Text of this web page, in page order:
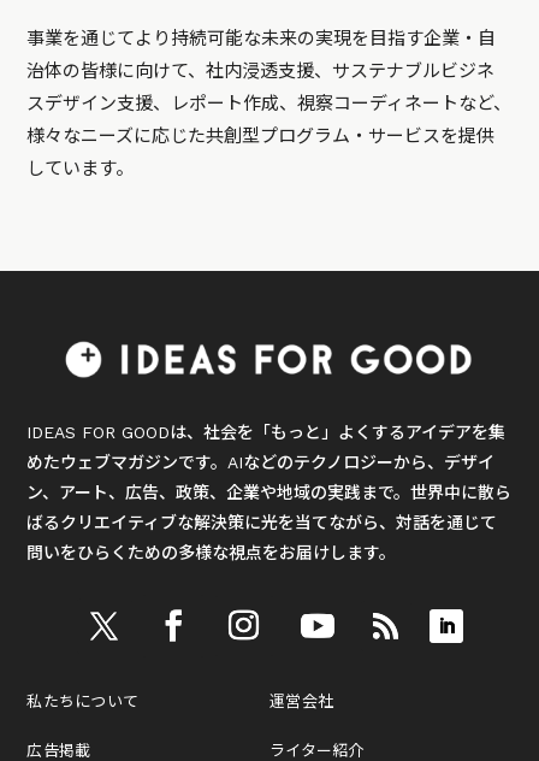
事業を通じてより持続可能な未来の実現を目指す企業・自
治体の皆様に向けて、社内浸透支援、サステナブルビジネ
スデザイン支援、レポート作成、視察コーディネートなど、
様々なニーズに応じた共創型プログラム・サービスを提供
しています。
IDEAS FOR GOODは、社会を「もっと」よくするアイデアを集
めたウェブマガジンです。AIなどのテクノロジーから、デザイ
ン、アート、広告、政策、企業や地域の実践まで。世界中に散ら
ばるクリエイティブな解決策に光を当てながら、対話を通じて
問いをひらくための多様な視点をお届けします。
私たちについて
広告掲載
運営会社
ライター紹介